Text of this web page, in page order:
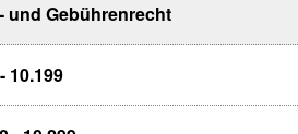
und Gebührenrecht
10.199